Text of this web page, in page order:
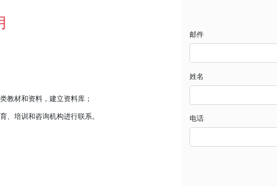
教材和资料，建立资料库；
、培训和咨询机构进行联系。
邮件
姓名
电话